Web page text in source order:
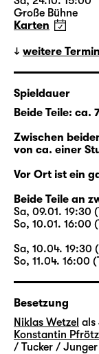
Vermächtnis
das Walter
Beide lernen
sind auf ihre
unterwegs
Wochen
Stück, das
„Loved Boy“
zwischen
Walter
alle anderen:
eine
Beginnend
kreuzen sich
Paare stehen
Walter und
weitere
Große Bühne
Karten
weitere
Spieldauer
Beide Teile: ca.
Zwischen
von ca. einer
Vor Ort ist ein
Beide Teile an
Sa, 09.01. 19:30
So, 10.01. 16:00
Sa, 10.04. 19:30
So, 11.04. 16:00
Besetzung
Niklas Wetzel als
Konstantin
/ Tucker /